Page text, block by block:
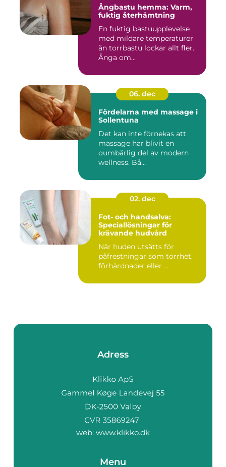
Ångbastu hemma: Varm,
fuktig återhämtning
En fuktig bastuupplevelse
med mildare temperaturer
än torrbastu lockar allt fler.
Ånga om...
06. dec
Fördelarna med massage i
Sollentuna
Det kan inte förnekas att
massage har blivit en
oumbärlig del av modern
wellness. Bå...
02. dec
Fot- och handsalva:
Speciallösningar för
krävande hudvård
När huden utsätts för
påfrestningar som torrhet,
förhårdnader eller ...
Adress
web: www.klikko.dk
Menu